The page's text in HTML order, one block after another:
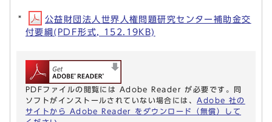
公益財団法人世界人権問題研究センター補助金交
付要綱(PDF形式, 152.19KB)
PDFファイルの閲覧には Adobe Reader が必要です。同
ソフトがインストールされていない場合には、 Adobe 社の
サイトから Adobe Reader をダウンロード（無償）して